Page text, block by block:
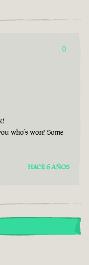
0
who’s won! Some
HACE 6 AÑOS